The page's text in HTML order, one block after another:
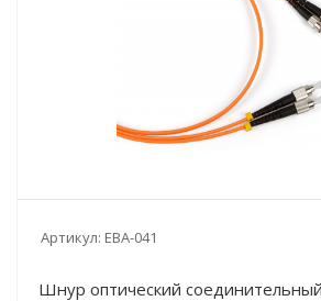
Артикул: EBA-041
Шнур оптический